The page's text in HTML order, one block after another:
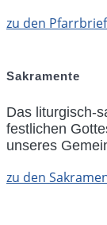
zu den
Sakramente
Das liturgisch-
festlichen
unseres
zu den